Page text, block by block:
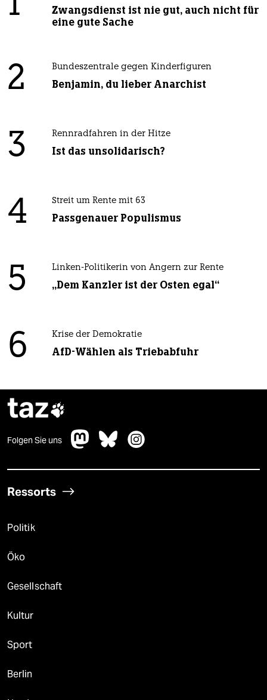
Zwangsdienst ist nie gut, auch nicht für
eine gute Sache
2 Bundeszentrale gegen Kinderfiguren
Benjamin, du lieber Anarchist
3 Rennradfahren in der Hitze
Ist das unsolidarisch?
4 Streit um Rente mit 63
Passgenauer Populismus
5 Linken-Politikerin von Angern zur Rente
„Dem Kanzler ist der Osten egal“
6 Krise der Demokratie
AfD-Wählen als Triebabfuhr
taz
Folgen Sie uns
Ressorts
Politik
Öko
Gesellschaft
Kultur
Sport
Berlin